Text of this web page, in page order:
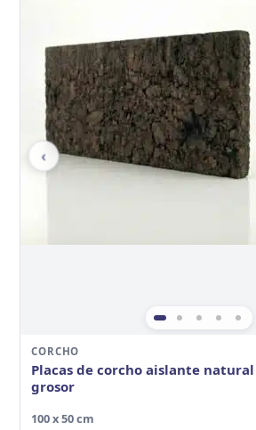
‹
CORCHO
Placas de corcho aislante
grosor
100 x 50 cm